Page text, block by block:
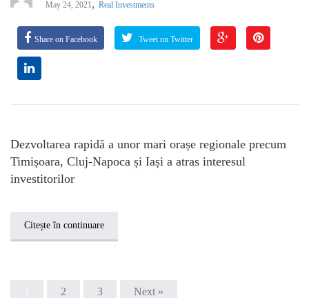
May 24, 2021, Real Investments
Share on Facebook Tweet on Twitter
Dezvoltarea rapidă a unor mari orașe regionale precum
Timișoara, Cluj-Napoca și Iași a atras interesul
investitorilor
Citește în continuare
2 3 Next »